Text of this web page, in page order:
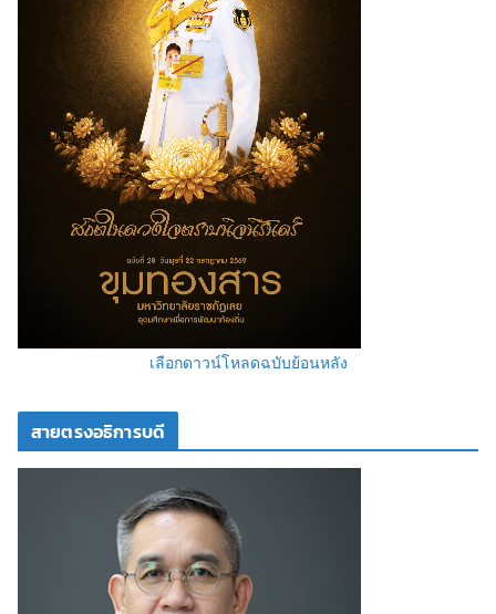
เลือกดาวน์โหลดฉบับย้อนหลัง
สายตรงอธิการบดี